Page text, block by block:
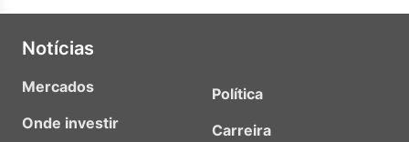
Notícias
Mercados
Onde investir
Política
Carreira